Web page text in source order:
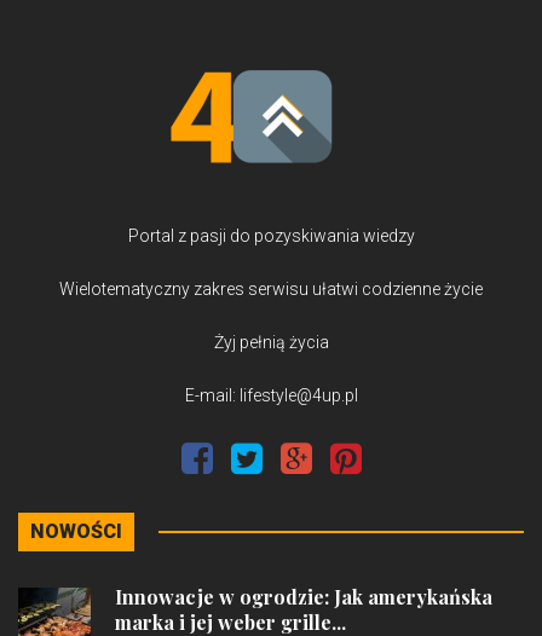
Portal z pasji do pozyskiwania wiedzy
Wielotematyczny zakres serwisu ułatwi codzienne życie
Żyj pełnią życia
E-mail: lifestyle@4up.pl
NOWOŚCI
Innowacje w ogrodzie: Jak amerykańska
marka i jej weber grille...